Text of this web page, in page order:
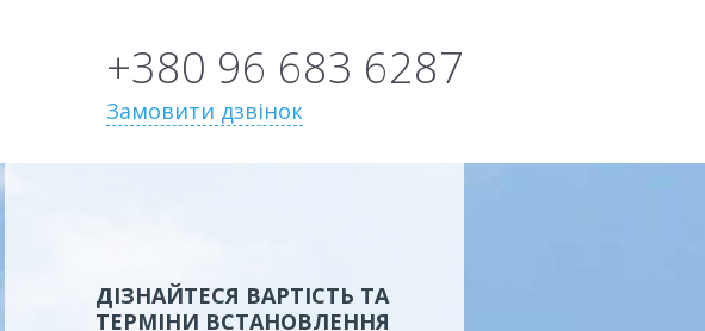
+380 96 683 6287
Замовити дзвінок
ДІЗНАЙТЕСЯ ВАРТІСТЬ ТА
ТЕРМІНИ ВСТАНОВЛЕННЯ